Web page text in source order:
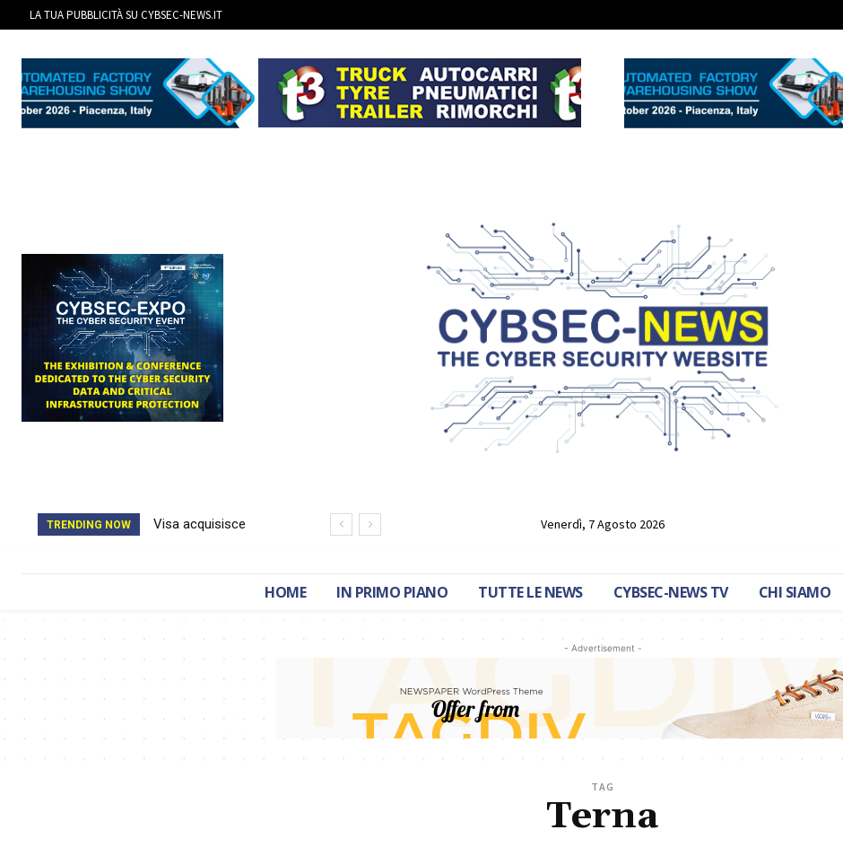
LA TUA PUBBLICITÀ SU CYBSEC-NEWS.IT
TRENDING NOW
Visa acquisisce
Il catasto della
Venerdì, 7 Agosto 2026
HOME IN PRIMO PIANO TUTTE LE NEWS CYBSEC-NEWS TV CHI SIAMO
- Advertisement -
TAG
Terna